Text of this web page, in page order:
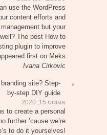
use the WordPress
content efforts and
but your
The post How to
plugin to improve
first on Meks.
Ivana Cirkovic
site? Step-
by-step DIY guide
אוגוסט 15, 2020
to create a personal
further ’cause we’re
to do it yourselves!